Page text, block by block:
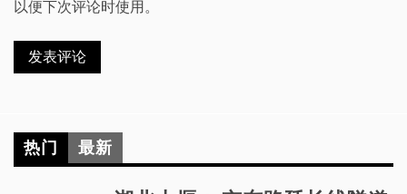
以便下次评论时使用。
热门 最新